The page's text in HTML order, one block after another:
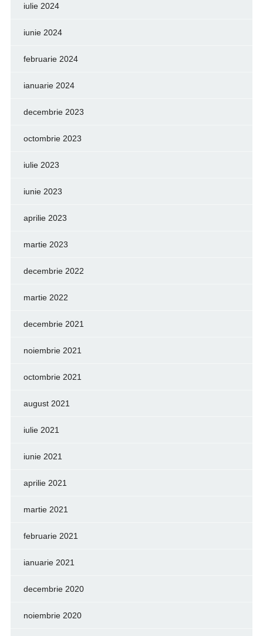
iulie 2024
iunie 2024
februarie 2024
ianuarie 2024
decembrie 2023
octombrie 2023
iulie 2023
iunie 2023
aprilie 2023
martie 2023
decembrie 2022
martie 2022
decembrie 2021
noiembrie 2021
octombrie 2021
august 2021
iulie 2021
iunie 2021
aprilie 2021
martie 2021
februarie 2021
ianuarie 2021
decembrie 2020
noiembrie 2020